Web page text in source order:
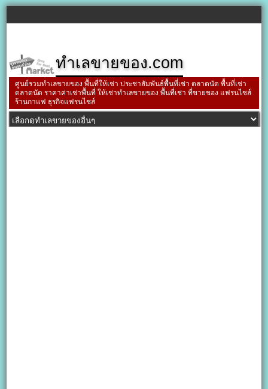
ทำเลขายของ.com
ศูนย์รวมทำเลขายของ พื้นที่ให้เช่า ประชาสัมพันธ์พื้นที่เช่า ตลาดนัด พื้นที่เช่า
ตลาดนัด ราคาค่าเช่าพื้นที่ ให้เช่าทำเลขายของ พื้นที่เช่า ที่ขายของ แฟรนไชส์
ร้านกาแฟ ธุรกิจแฟรนไชส์